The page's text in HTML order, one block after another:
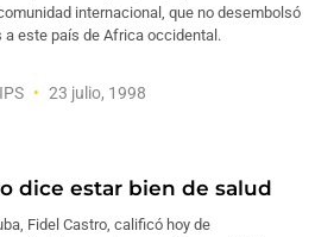
internacional, que no desembolsó
este país de Africa occidental.
23 julio, 1998
dice estar bien de salud
Fidel Castro, calificó hoy de